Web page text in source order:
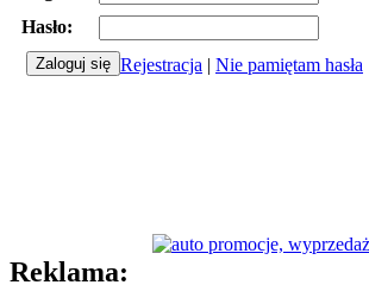
Hasło:
Rejestracja | Nie pamiętam hasła
Reklama: